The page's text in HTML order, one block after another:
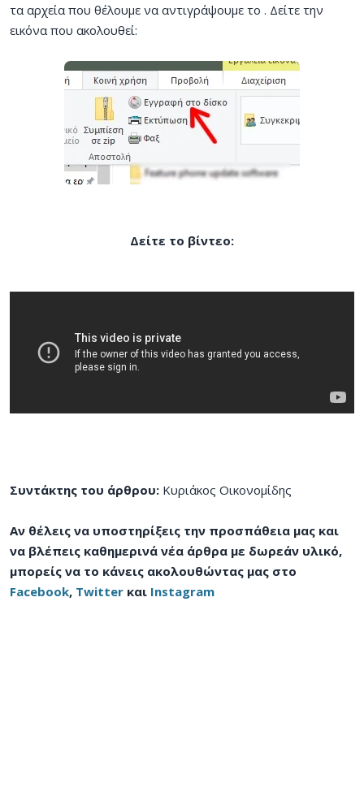
τα αρχεία που θέλουμε να αντιγράψουμε το . Δείτε την
εικόνα που ακολουθεί:
Δείτε το βίντεο:
Συντάκτης του άρθρου: Κυριάκος Οικονομίδης
Αν θέλεις να υποστηρίξεις την προσπάθεια μας και
να βλέπεις καθημερινά νέα άρθρα με δωρεάν υλικό,
μπορείς να το κάνεις ακολουθώντας μας στο
Facebook, Twitter και Instagram